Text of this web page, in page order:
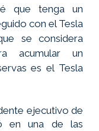
que tenga un
con el Tesla
se considera
acumular un
es el Tesla
ejecutivo de
en una de las